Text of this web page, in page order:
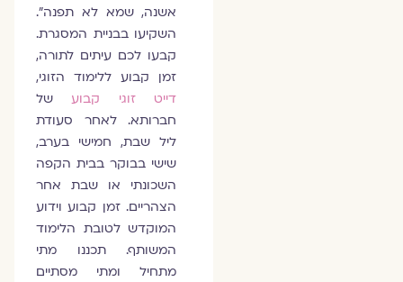
אשנה, שמא לא תפנה".
השקיעו בבניית המסגרת.
קבעו לכם עיתים לתורה,
זמן קבוע ללימוד הזוגי,
דייט זוגי קבועשל
חברותא. לאחר סעודת
ליל שבת, חמישי בערב,
שישי בבוקר בבית הקפה
השכונתי או שבת אחר
הצהריים. זמן קבוע וידוע
המוקדש לטובת הלימוד
המשותף. תכננו מתי
מתחיל ומתי מסתיים